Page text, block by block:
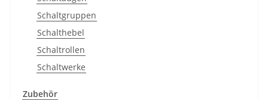
Schaltgruppen
Schalthebel
Schaltrollen
Schaltwerke
Zubehör